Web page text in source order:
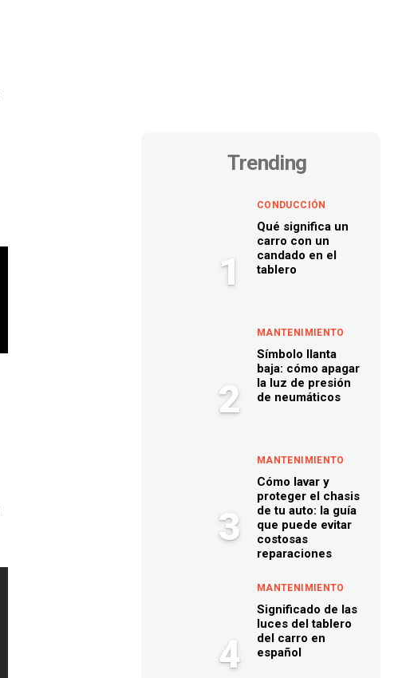
Trending
1
CONDUCCIÓN
Qué significa un
carro con un
candado en el
tablero
2
MANTENIMIENTO
Símbolo llanta
baja: cómo apagar
la luz de presión
de neumáticos
3
MANTENIMIENTO
Cómo lavar y
proteger el chasis
de tu auto: la guía
que puede evitar
costosas
reparaciones
4
MANTENIMIENTO
Significado de las
luces del tablero
del carro en
español